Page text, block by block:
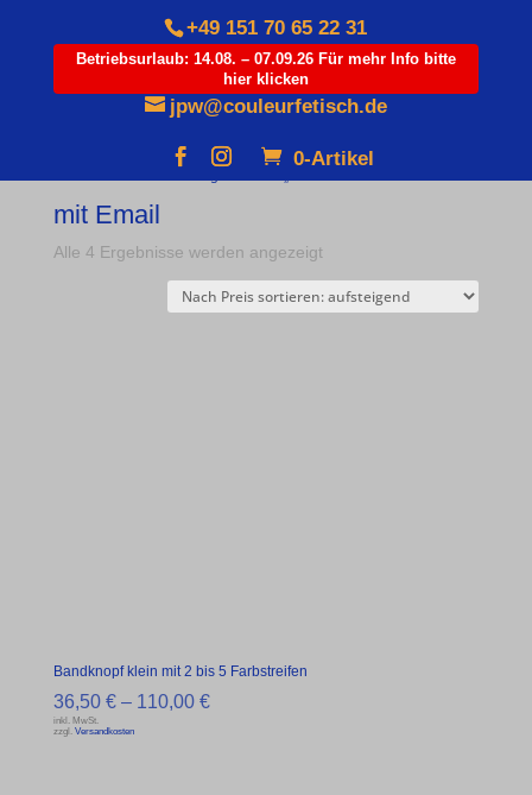
+49 151 70 65 22 31
Betriebsurlaub: 14.08. – 07.09.26 Für mehr Info bitte
hier klicken
jpw@couleurfetisch.de
0-Artikel
Products
mit Email
Alle 4 Ergebnisse werden angezeigtNach
sortiert:
Bandknopf klein mit 2 bis 5 Farbstreifen
36,50 €– 110,00 €
inkl. MwSt.
zzgl. Versandkosten